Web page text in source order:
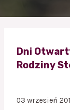
Dni
Rodziny
03 wrzesień